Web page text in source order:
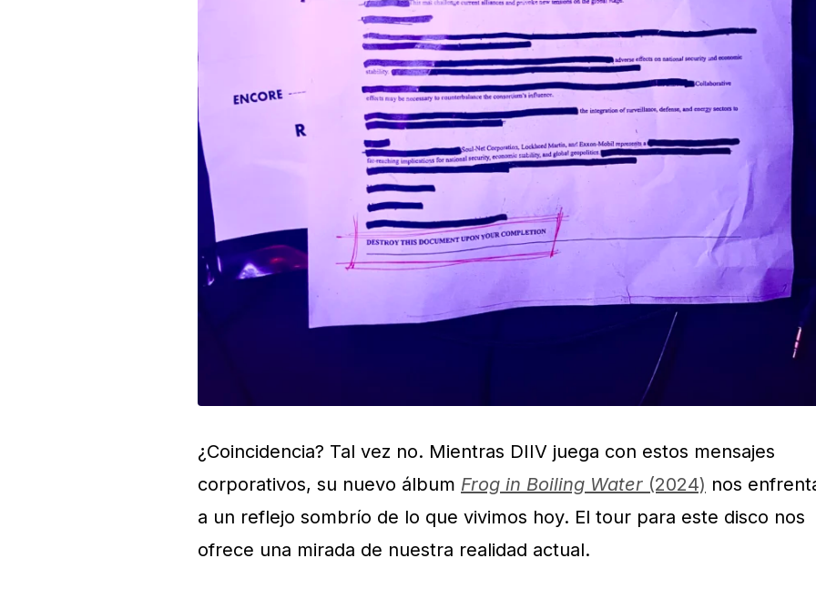
¿Coincidencia? Tal vez no. Mientras DIIV juega con estos mensajes
corporativos, su nuevo álbum Frog in Boiling Water (2024) nos
a un reflejo sombrío de lo que vivimos hoy. El tour para este disco nos
ofrece una mirada de nuestra realidad actual.